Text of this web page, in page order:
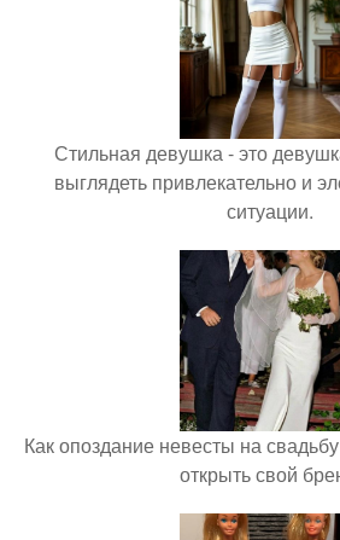
Стильная девушка - это
выглядеть привлекательно и
ситуации.
Как опоздание невесты на
открыть свой